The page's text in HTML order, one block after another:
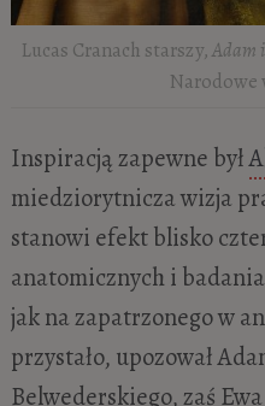
Lucas Cranach starszy,Adam
Narodowe
Inspiracją zapewne był
miedziorytnicza wizja
stanowi efekt blisko
anatomicznych i
jak na zapatrzonego w
przystało, upozował
Belwederskiego, zaś